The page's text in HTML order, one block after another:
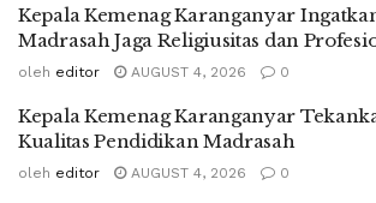
Kepala Kemenag Karanganyar
Madrasah Jaga Religiusitas dan
oleh editor AUGUST 4, 2026 0
Kepala Kemenag Karanganyar
Kualitas Pendidikan Madrasah
oleh editor AUGUST 4, 2026 0